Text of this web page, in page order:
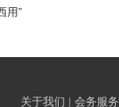
用”
关于我们 | 会务服务